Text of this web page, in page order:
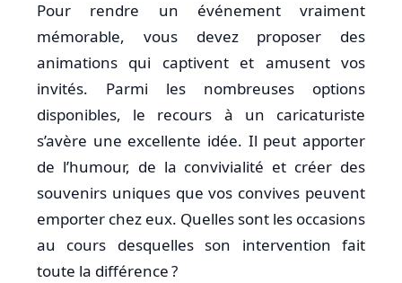
Pour rendre un événement vraiment
mémorable, vous devez proposer des
animations qui captivent et amusent vos
invités. Parmi les nombreuses options
disponibles, le recours à un caricaturiste
s’avère une excellente idée. Il peut apporter
de l’humour, de la convivialité et créer des
souvenirs uniques que vos convives peuvent
emporter chez eux. Quelles sont les occasions
au cours desquelles son intervention fait
toute la différence ?